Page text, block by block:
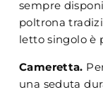
sempre
poltrona
letto singolo è
Cameretta.
una seduta